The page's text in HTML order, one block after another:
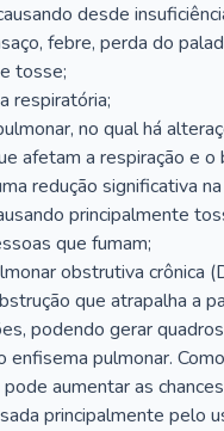
desde
febre, perda do
tosse;
respiratória;
no qual há
afetam a respiração e
redução significativa
principalmente
que fumam;
obstrutiva crônica
que atrapalha a
podendo gerar
enfisema pulmonar. Como
pode aumentar as
principalmente pelo